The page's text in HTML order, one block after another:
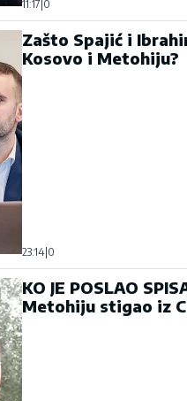
11:17 0
Zašto Spajić i
Kosovo i Metohiju?
23:14 0
KO JE POSLAO
Metohiju stigao iz